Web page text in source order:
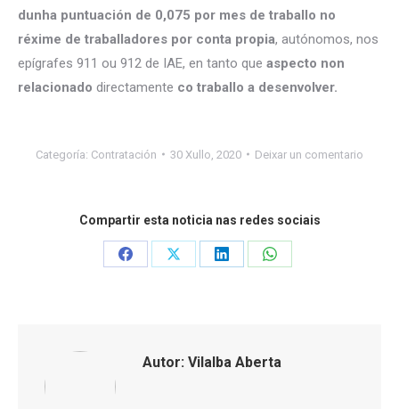
dunha puntuación de 0,075 por mes de traballo no
réxime de traballadores por conta propia, autónomos, nos
epígrafes 911 ou 912 de IAE, en tanto que aspecto non
relacionado directamente co traballo a desenvolver.
Categoría: Contratación 30 Xullo, 2020 Deixar un comentario
Compartir esta noticia nas redes sociais
Share
Share
Share
Share
Autor: Vilalba Aberta